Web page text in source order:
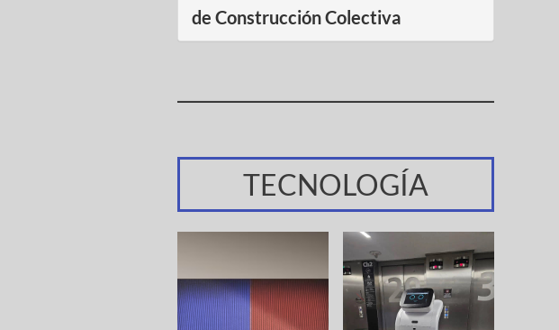
de Construcción Colectiva
TECNOLOGÍA